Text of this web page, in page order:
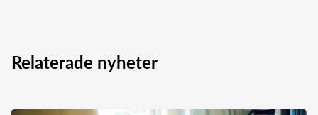
Relaterade nyheter